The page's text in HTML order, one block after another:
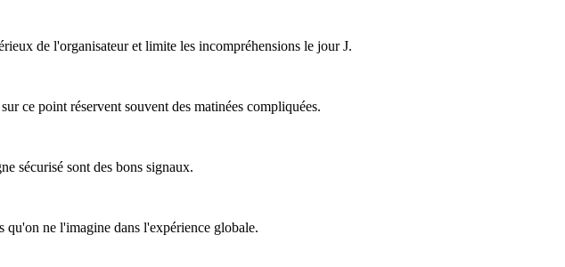
de l'organisateur et limite les incompréhensions le jour J.
ce point réservent souvent des matinées compliquées.
sécurisé sont des bons signaux.
qu'on ne l'imagine dans l'expérience globale.